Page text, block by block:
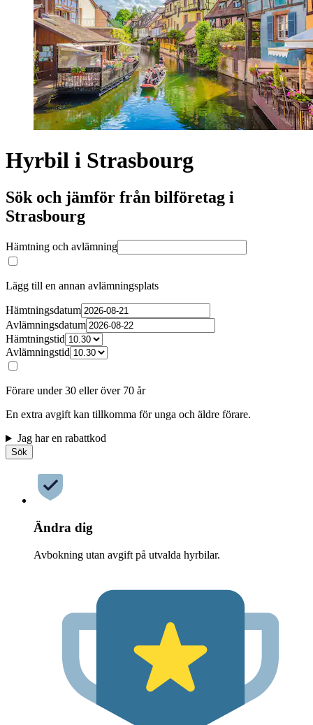
Hyrbil i Strasbourg
Sök och jämför från bilföretag i
Strasbourg
Hämtning och avlämning
Lägg till en annan avlämningsplats
Hämtningsdatum
Avlämningsdatum
Hämtningstid
Avlämningstid
Förare under 30 eller över 70 år
En extra avgift kan tillkomma för unga och äldre förare.
Jag har en rabattkod
Sök
Ändra dig
Avbokning utan avgift på utvalda hyrbilar.